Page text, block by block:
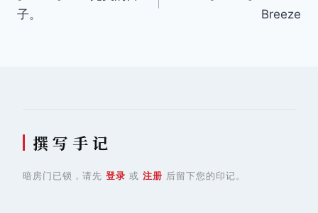
子。
Breeze
撰 写 手 记
暗房门已锁，请先 登录 或 注册 后留下您的印记。